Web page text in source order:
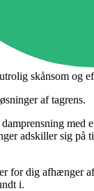
skånsom og
af tagrens.
med
adskiller sig på
for dig afhænger
i.